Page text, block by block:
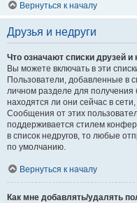
Вернуться к началу
Друзья и недруги
Что означают списки друзей и
Вы можете включать в эти
Пользователи, добавленные в
личном разделе для
находятся ли они сейчас в
Сообщения от этих
поддерживается стилем
в список недругов, то любые
по умолчанию.
Вернуться к началу
Как мне добавлять/удалять